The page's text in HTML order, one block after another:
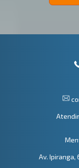
Av. Ipiranga,